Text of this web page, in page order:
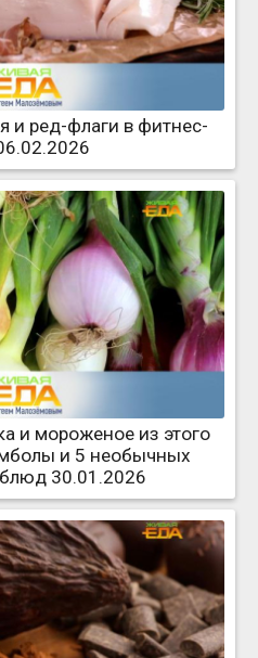
и ред-флаги в фитнес-
и мороженое из этого
и 5 необычных
30.01.2026